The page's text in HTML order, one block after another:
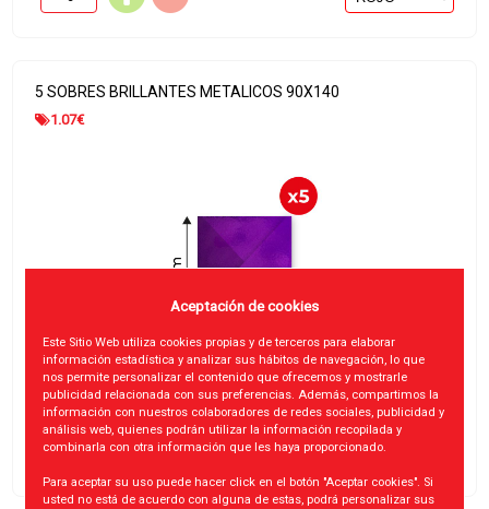
5 SOBRES BRILLANTES METALICOS 90X140
1.07€
Disponible
Aceptación de cookies
Este Sitio Web utiliza cookies propias y de terceros para elaborar
información estadística y analizar sus hábitos de navegación, lo que
nos permite personalizar el contenido que ofrecemos y mostrarle
publicidad relacionada con sus preferencias. Además, compartimos la
información con nuestros colaboradores de redes sociales, publicidad y
análisis web, quienes podrán utilizar la información recopilada y
combinarla con otra información que les haya proporcionado.
Para aceptar su uso puede hacer click en el botón "Aceptar cookies". Si
usted no está de acuerdo con alguna de estas, podrá personalizar sus